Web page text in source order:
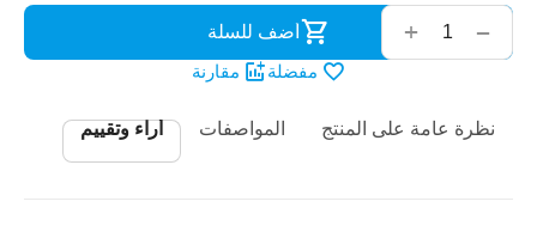
أضف للسلة
مفضلة
مقارنة
نظرة عامة على المنتج المواصفات أراء وتقييم